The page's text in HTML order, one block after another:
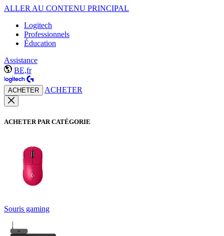
ALLER AU CONTENU PRINCIPAL
Logitech
Professionnels
Éducation
Assistance
BE,fr
ACHETER ACHETER
ACHETER PAR CATÉGORIE
Souris gaming